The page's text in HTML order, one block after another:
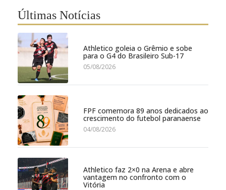
Últimas Notícias
Athletico goleia o Grêmio e sobe
para o G4 do Brasileiro Sub-17
05/08/2026
FPF comemora 89 anos dedicados ao
crescimento do futebol paranaense
04/08/2026
Athletico faz 2×0 na Arena e abre
vantagem no confronto com o
Vitória